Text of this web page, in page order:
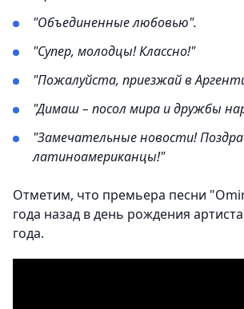
"Объединенные любовью".
"Супер, молодцы! Классно!"
"Пожалуйста, приезжай в
"Димаш – посол мира и дружбы
"Замечательные новости!
латиноамериканцы!"
Отметим, что премьера песни
года назад в день рождения
года.